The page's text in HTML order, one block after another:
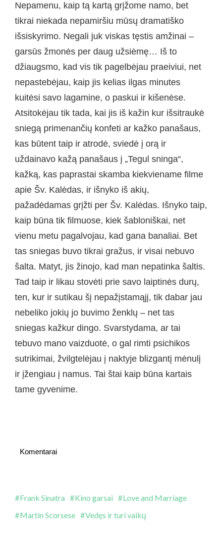
Nepamenu, kaip tą kartą grįžome namo, bet
tikrai niekada nepamiršiu mūsų dramatiško
išsiskyrimo. Negali juk viskas tęstis amžinai –
garsūs žmonės per daug užsiėmę… Iš to
džiaugsmo, kad vis tik pagelbėjau praeiviui, net
nepastebėjau, kaip jis kelias ilgas minutes
kuitėsi savo lagamine, o paskui ir kišenėse.
Atsitokėjau tik tada, kai jis iš kažin kur išsitraukė
sniegą primenančių konfeti ar kažko panašaus,
kas būtent taip ir atrodė, sviedė į orą ir
uždainavo kažą panašaus į „Tegul sninga“,
kažką, kas paprastai skamba kiekviename filme
apie Šv. Kalėdas, ir išnyko iš akių,
pažadėdamas grįžti per Šv. Kalėdas. Išnyko taip,
kaip būna tik filmuose, kiek šabloniškai, net
vienu metu pagalvojau, kad gana banaliai. Bet
tas sniegas buvo tikrai gražus, ir visai nebuvo
šalta. Matyt, jis žinojo, kad man nepatinka šaltis.
Tad taip ir likau stovėti prie savo laiptinės durų,
ten, kur ir sutikau šį nepažįstamąjį, tik dabar jau
nebeliko jokių jo buvimo ženklų – net tas
sniegas kažkur dingo. Svarstydama, ar tai
tebuvo mano vaizduotė, o gal rimti psichikos
sutrikimai, žvilgtelėjau į naktyje blizgantį mėnulį
ir įžengiau į namus. Tai štai kaip būna kartais
tame gyvenime.
Komentarai
Frank Sinatra Kino garsai
Love and Marriage
Martin Scorsese
Vedęs ir turi vaikų